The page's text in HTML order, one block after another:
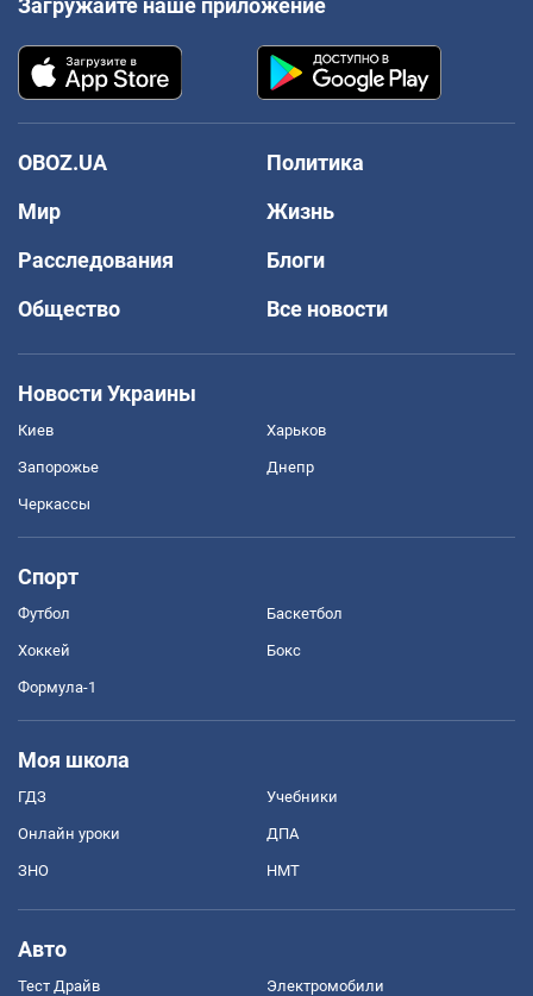
OBOZ.UA
Политика
Мир
Жизнь
Расследования
Блоги
Общество
Все новости
Новости Украины
Киев Харьков
Запорожье Днепр
Черкассы
Спорт
Футбол Баскетбол
Хоккей Бокс
Формула-1
Моя школа
ГДЗ Учебники
Онлайн уроки ДПА
ЗНО НМТ
Авто
Тест Драйв Электромобили